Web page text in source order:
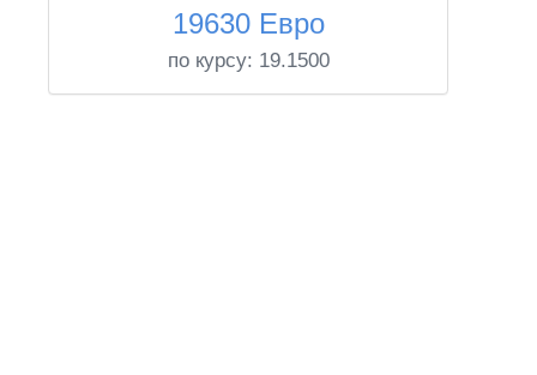
19630 Евро
по курсу: 19.1500